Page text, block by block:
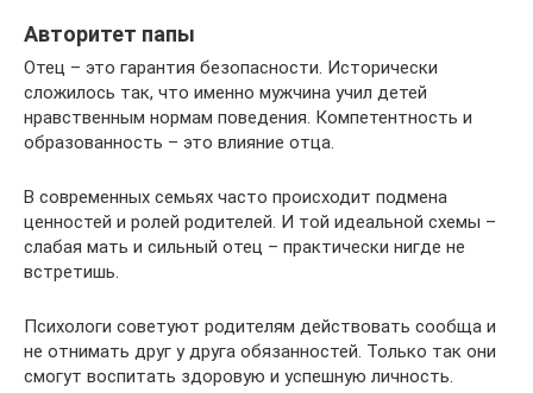
Авторитет папы
Отец – это гарантия безопасности. Исторически
сложилось так, что именно мужчина учил детей
нравственным нормам поведения. Компетентность и
образованность – это влияние отца.
В современных семьях часто происходит подмена
ценностей и ролей родителей. И той идеальной схемы –
слабая мать и сильный отец – практически нигде не
встретишь.
Психологи советуют родителям действовать сообща и
не отнимать друг у друга обязанностей. Только так они
смогут воспитать здоровую и успешную личность.